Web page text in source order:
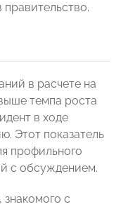
в расчете на
темпа роста
в ходе
Этот показатель
профильного
с обсуждением.
с